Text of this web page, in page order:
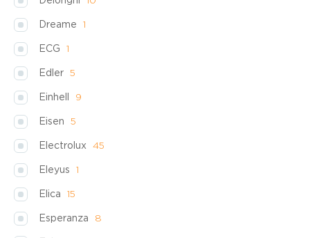
Dreame 1
ECG 1
Edler 5
Einhell 9
Eisen 5
Electrolux 45
Eleyus 1
Elica 15
Esperanza 8